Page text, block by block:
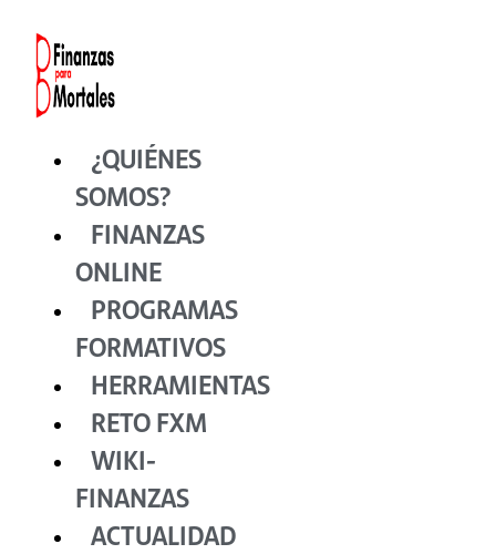
contenido
¿QUIÉNES
SOMOS?
FINANZAS
ONLINE
PROGRAMAS
FORMATIVOS
HERRAMIENTAS
RETO FXM
WIKI-
FINANZAS
ACTUALIDAD